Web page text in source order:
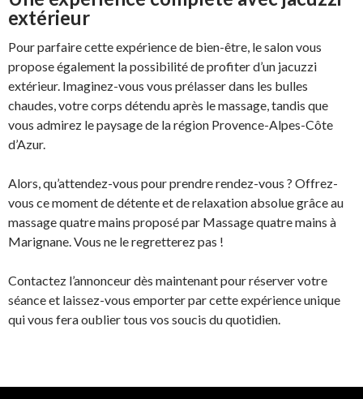
extérieur
Pour parfaire cette expérience de bien-être, le salon vous
propose également la possibilité de profiter d’un jacuzzi
extérieur. Imaginez-vous vous prélasser dans les bulles
chaudes, votre corps détendu après le massage, tandis que
vous admirez le paysage de la région Provence-Alpes-Côte
d’Azur.
Alors, qu’attendez-vous pour prendre rendez-vous ? Offrez-
vous ce moment de détente et de relaxation absolue grâce au
massage quatre mains proposé par Massage quatre mains à
Marignane. Vous ne le regretterez pas !
Contactez l’annonceur dès maintenant pour réserver votre
séance et laissez-vous emporter par cette expérience unique
qui vous fera oublier tous vos soucis du quotidien.